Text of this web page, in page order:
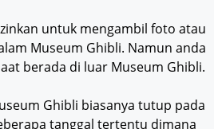
untuk mengambil foto atau
Museum Ghibli. Namun anda
berada di luar Museum Ghibli.
Ghibli biasanya tutup pada
tanggal tertentu dimana